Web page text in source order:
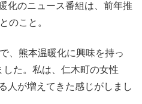
化のニュース番組は、前年推
のこと。
、熊本温暖化に興味を持っ
た。私は、仁木町の女性
人が増えてきた感じがしまし